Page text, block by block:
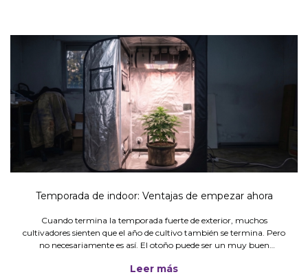
Temporada de indoor: Ventajas de empezar ahora
Cuando termina la temporada fuerte de exterior, muchos
cultivadores sienten que el año de cultivo también se termina. Pero
no necesariamente es así. El otoño puede ser un muy buen
pasar a
Leer más